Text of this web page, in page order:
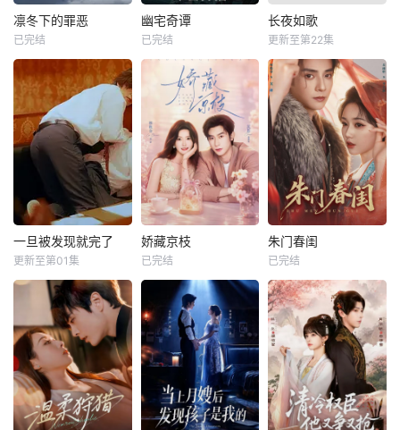
凛冬下的罪恶
已完结
幽宅奇谭
已完结
长夜如歌
更新至第22集
一旦被发现就完了
更新至第01集
娇藏京枝
已完结
朱门春闺
已完结